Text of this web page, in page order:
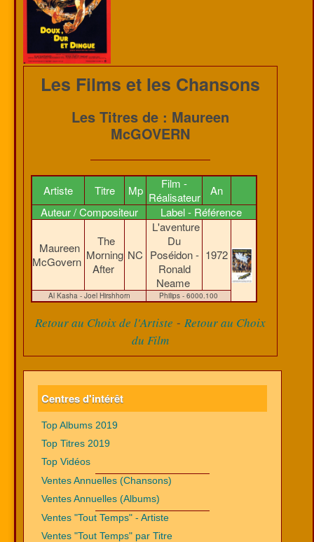
Les Films et les Chansons
Les Titres de : Maureen
McGOVERN
Artiste Titre Mp
Film -
Réalisateur
An
Auteur / Compositeur
Label - Référence
Maureen
McGovern
The
Morning
After
NC
L'aventure
Du
Poséidon -
Ronald
Neame
1972
Al Kasha - Joel Hirshhorn Philips - 6000.100
Retour au Choix de l'Artiste - Retour au Choix
du Film
Centres d'intérêt
Top Albums 2019
Top Titres 2019
Top Vidéos
Ventes Annuelles (Chansons)
Ventes Annuelles (Albums)
Ventes "Tout Temps" - Artiste
Ventes "Tout Temps" par Titre